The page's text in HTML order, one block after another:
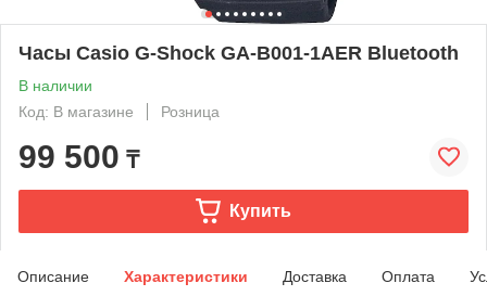
Часы Casio G-Shock GA-B001-1AER Bluetooth
В наличии
Код: В магазине
Розница
99 500 ₸
Купить
Описание Характеристики Доставка Оплата